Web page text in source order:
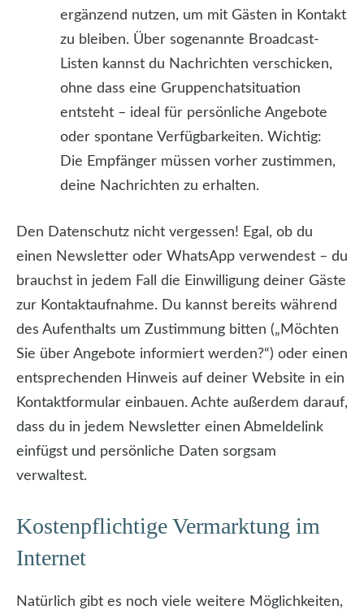
ergänzend nutzen, um mit Gästen in Kontakt
zu bleiben. Über sogenannte Broadcast-
Listen kannst du Nachrichten verschicken,
ohne dass eine Gruppenchatsituation
entsteht – ideal für persönliche Angebote
oder spontane Verfügbarkeiten. Wichtig:
Die Empfänger müssen vorher zustimmen,
deine Nachrichten zu erhalten.
Den Datenschutz nicht vergessen! Egal, ob du
einen Newsletter oder WhatsApp verwendest – du
brauchst in jedem Fall die Einwilligung deiner Gäste
zur Kontaktaufnahme. Du kannst bereits während
des Aufenthalts um Zustimmung bitten („Möchten
Sie über Angebote informiert werden?“) oder einen
entsprechenden Hinweis auf deiner Website in ein
Kontaktformular einbauen. Achte außerdem darauf,
dass du in jedem Newsletter einen Abmeldelink
einfügst und persönliche Daten sorgsam
verwaltest.
Kostenpflichtige Vermarktung im
Internet
Natürlich gibt es noch viele weitere Möglichkeiten,